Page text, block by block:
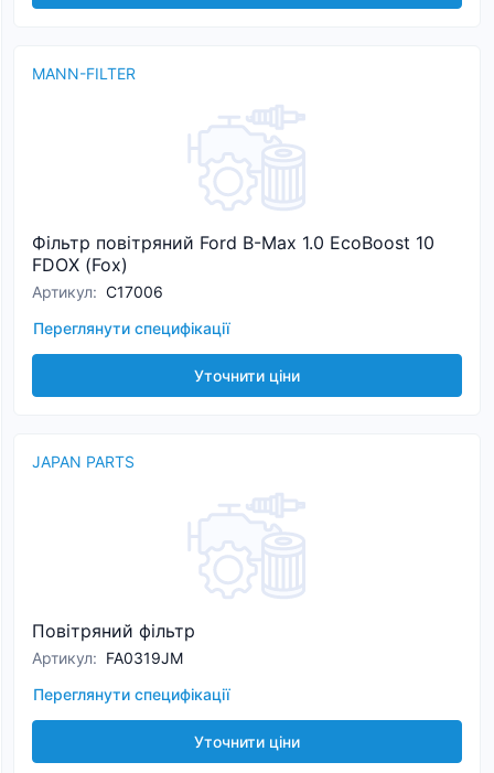
MANN-FILTER
Фільтр повітряний Ford B-Max 1.0 EcoBoost 10
FDOX (Fox)
Артикул: C17006
Переглянути специфікації
Уточнити ціни
JAPAN PARTS
Повітряний фільтр
Артикул: FA0319JM
Переглянути специфікації
Уточнити ціни